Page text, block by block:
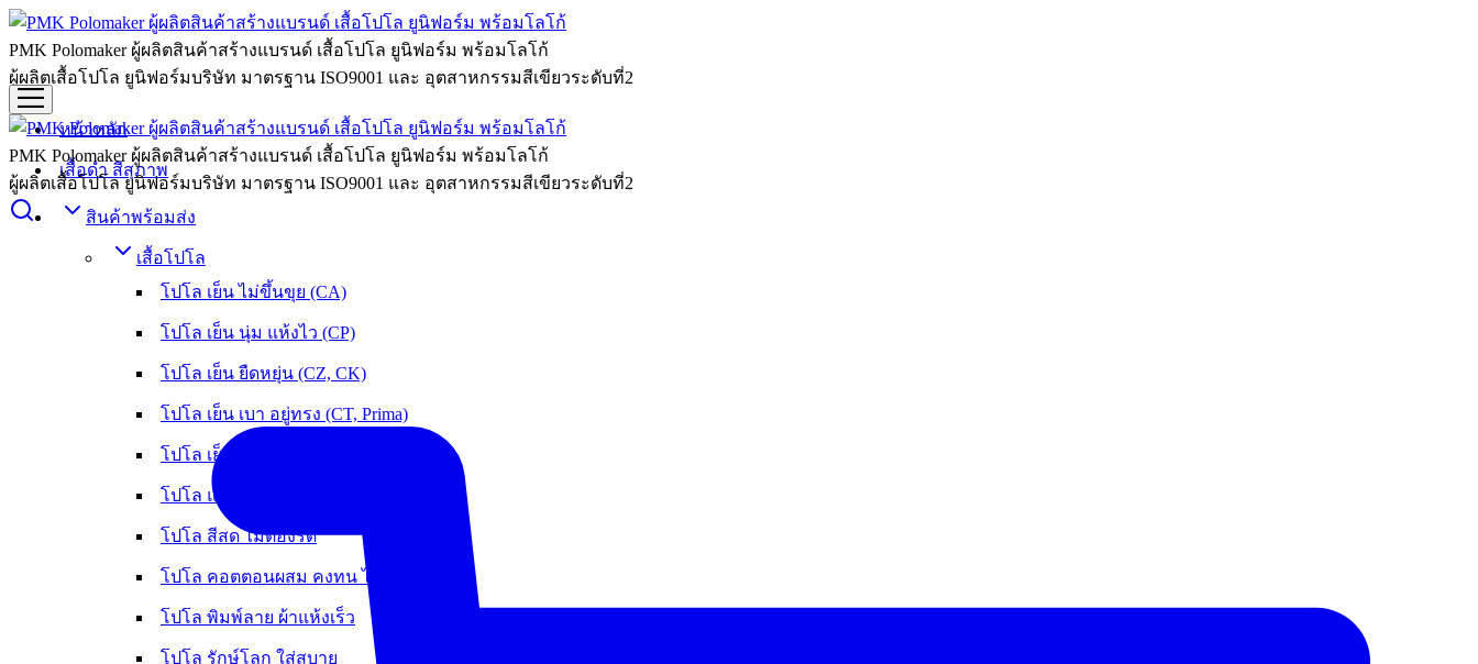
PMK Polomaker ผู้ผลิตสินค้าสร้างแบรนด์ เสื้อโปโล ยูนิฟอร์ม พร้อมโลโก้
ผู้ผลิตเสื้อโปโล ยูนิฟอร์มบริษัท มาตรฐาน ISO9001 และ อุตสาหกรรมสีเขียวระดับที่2
หน้าหลัก
เสื้อดำ สีสุภาพ
สินค้าพร้อมส่ง
เสื้อโปโล
โปโล เย็น ไม่ขึ้นขุย (CA)
โปโล เย็น นุ่ม แห้งไว (CP)
โปโล เย็น ยืดหยุ่น (CZ, CK)
โปโล เย็น เบา อยู่ทรง (CT, Prima)
โปโล เย็น หนานุ่ม ใส่สบาย (OXY)
โปโล แห้งเร็ว ลดกลิ่นอับ (Flexup)
โปโล สีสด ไม่ต้องรีด
โปโล คอตตอนผสม คงทน ไม่หดย้วย
โปโล พิมพ์ลาย ผ้าแห้งเร็ว
โปโล รักษ์โลก ใส่สบาย
PMK Polomaker ผู้ผลิตสินค้าสร้างแบรนด์ เสื้อโปโล ยูนิฟอร์ม พร้อมโลโก้
ผู้ผลิตเสื้อโปโล ยูนิฟอร์มบริษัท มาตรฐาน ISO9001 และ อุตสาหกรรมสีเขียวระดับที่2